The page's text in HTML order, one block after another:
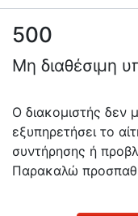
Πληροφορίες
Επικοινωνία
Υπηρεσίες
Αυτοαπόθεσης
Ανοιχτά
Δεδομένα
500
Μη διαθέσιμη
Ο διακομιστής δεν
εξυπηρετήσει το
συντήρησης ή
Παρακαλώ